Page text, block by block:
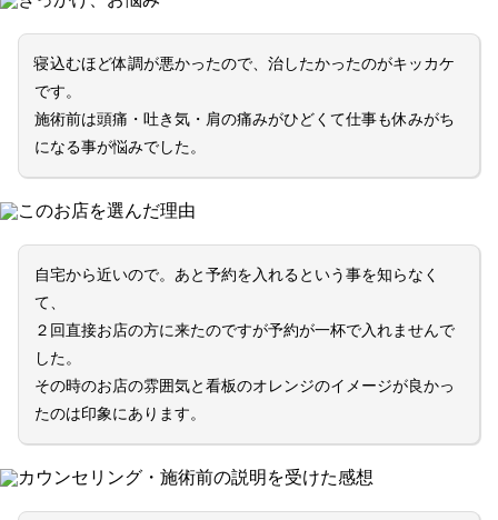
寝込むほど体調が悪かったので、治したかったのがキッカケ
です。
施術前は頭痛・吐き気・肩の痛みがひどくて仕事も休みがち
になる事が悩みでした。
このお店を選んだ理由
自宅から近いので。あと予約を入れるという事を知らなく
て、
２回直接お店の方に来たのですが予約が一杯で入れませんで
した。
その時のお店の雰囲気と看板のオレンジのイメージが良かっ
たのは印象にあります。
カウンセリング・施術前の説明を受けた感想